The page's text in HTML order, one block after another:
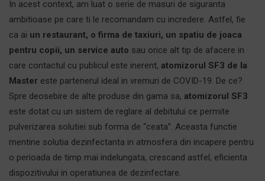
In acest context, am luat o serie de masuri de siguranta
ambitioase pe care ti le recomandam cu incredere. Astfel, fie
ca ai un restaurant, o firma de taxiuri, un spatiu de joaca
pentru copii, un service auto sau orice alt tip de afacere in
care contactul cu publicul este inerent, atomizorul SF3 de la
Master este partenerul ideal in vremuri de COVID-19. De ce?
Spre deosebire de alte produse din gama sa, atomizorul SF3
este dotat cu un sistem de reglare al debitului ce permite
pulverizarea solutiei sub forma de “ceata”. Aceasta functie
mentine solutia dezinfectanta in atmosfera din incapere pentru
o perioada de timp mai indelungata, crescand astfel, eficienta
dispozitivului in operatiunea de dezinfectare.